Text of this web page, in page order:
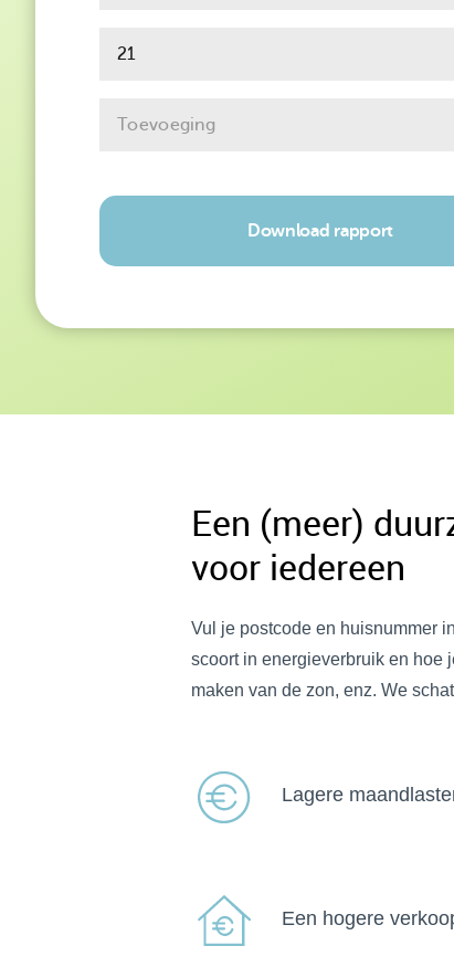
Een (meer)
voor iedereen
Vul je postcode en huisnummer
scoort in energieverbruik en hoe
maken van de zon, enz. We
Lagere
Een hogere